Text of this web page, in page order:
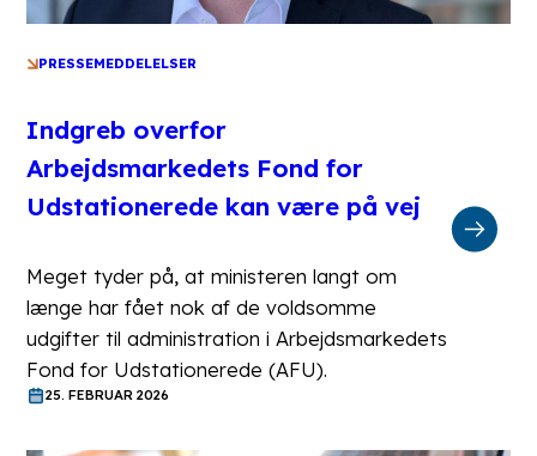
PRESSEMEDDELELSER
Indgreb overfor
Arbejdsmarkedets Fond for
Udstationerede kan være på vej
Meget tyder på, at ministeren langt om
længe har fået nok af de voldsomme
udgifter til administration i Arbejdsmarkedets
Fond for Udstationerede (AFU).
25. FEBRUAR 2026